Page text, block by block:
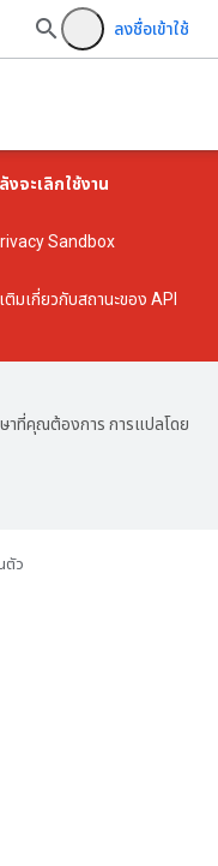
ลงชื่อเข้าใช้
จะเลิกใช้งาน
Sandbox
ติมเกี่ยวกับสถานะของ API
ษาที่คุณต้องการ การแปลโดย
ตัว